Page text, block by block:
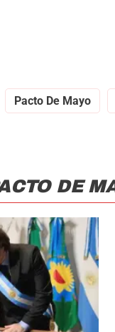
Pacto De Mayo
DE